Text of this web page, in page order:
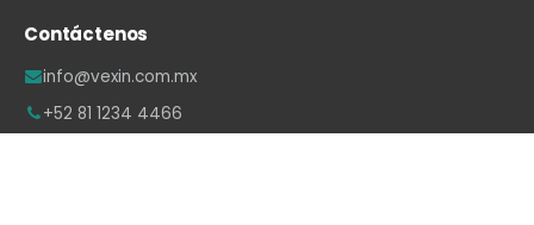
Contáctenos
info@vexin.com.mx
+52 81 1234 4466